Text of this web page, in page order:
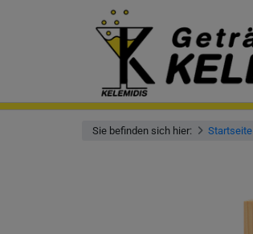
Sie befinden sich hier: Startseite